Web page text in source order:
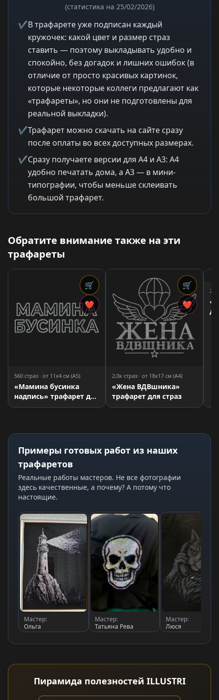
(статистика на 25/02/2026)
✔В трафарете уже подписан каждый
кружочек: какой цвет и размер страз
ставить — поэтому выкладывать удобно и
спокойно, без догадок и лишних ошибок (в
отличие от просто красивых картинок,
которые некоторые коллеги предлагают как
«трафареты», но они не подготовлены для
реальной выкладки).
✔Трафарет можно скачать на сайте сразу
после оплаты во всех доступных размерах.
✔Сразу получаете версии для A4 и A3: A4
удобно печатать дома, а A3 — в мини-
типографии, чтобы меньше склеивать
большой трафарет.
Обратите внимание также на эти
трафареты
🛒
❤
560 страз · от 11x4 см (A5)
«Мамина бусинка
надпись» трафарет для
страз
🛒
❤
2,0к страз · от 18x17 см (A4)
«Жена ВДВшника»
трафарет для страз
Примеры готовых работ из наших
трафаретов
Реальные работы мастеров. Не все фотографии
здесь качественные, а почему? А потому что
настоящие.
Мастер:
Ольга
Мастер:
Татьяна Рева
Мастер:
Люся
Пирамида полезностей ILLUSTRI